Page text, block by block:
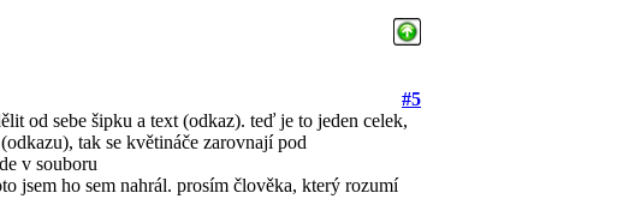
#5
od sebe šipku a text (odkaz). teď je to jeden celek,
tak se květináče zarovnají pod
v souboru
jsem ho sem nahrál. prosím člověka, který rozumí